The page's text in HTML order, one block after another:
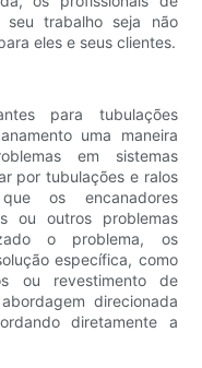
seu trabalho seja não
eles e seus clientes.
para tubulações
uma maneira
em sistemas
por tubulações e ralos
os encanadores
ou outros problemas
o problema, os
específica, como
ou revestimento de
direcionada
diretamente a